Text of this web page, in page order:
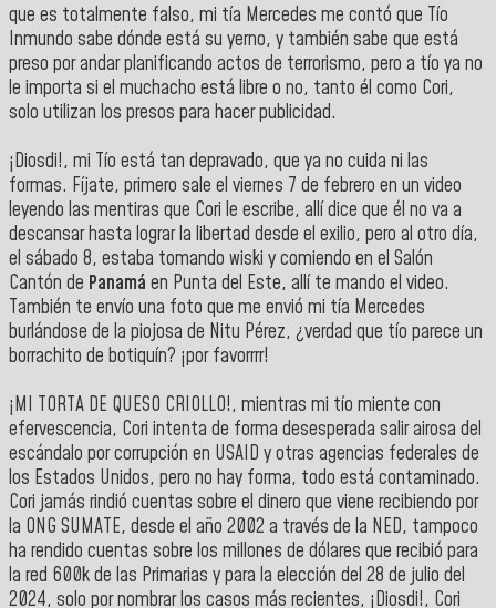
que es totalmente falso, mi tía Mercedes me contó que Tío
Inmundo sabe dónde está su yerno, y también sabe que está
preso por andar planificando actos de terrorismo, pero a tío ya no
le importa si el muchacho está libre o no, tanto él como Cori,
solo utilizan los presos para hacer publicidad.
¡Diosdi!, mi Tío está tan depravado, que ya no cuida ni las
formas. Fíjate, primero sale el viernes 7 de febrero en un video
leyendo las mentiras que Cori le escribe, allí dice que él no va a
descansar hasta lograr la libertad desde el exilio, pero al otro día,
el sábado 8, estaba tomando wiski y comiendo en el Salón
Cantón de Panamá en Punta del Este, allí te mando el video.
También te envío una foto que me envió mi tía Mercedes
burlándose de la piojosa de Nitu Pérez, ¿verdad que tío parece un
borrachito de botiquín? ¡por favorrrr!
¡MI TORTA DE QUESO CRIOLLO!, mientras mi tío miente con
efervescencia, Cori intenta de forma desesperada salir airosa del
escándalo por corrupción en USAID y otras agencias federales de
los Estados Unidos, pero no hay forma, todo está contaminado.
Cori jamás rindió cuentas sobre el dinero que viene recibiendo por
la ONG SUMATE, desde el año 2002 a través de la NED, tampoco
ha rendido cuentas sobre los millones de dólares que recibió para
la red 600k de las Primarias y para la elección del 28 de julio del
2024, solo por nombrar los casos más recientes, ¡Diosdi!, Cori